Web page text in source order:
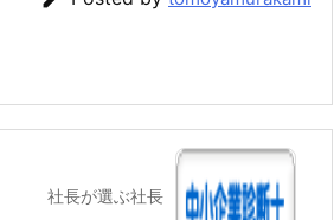
社長が選ぶ社長